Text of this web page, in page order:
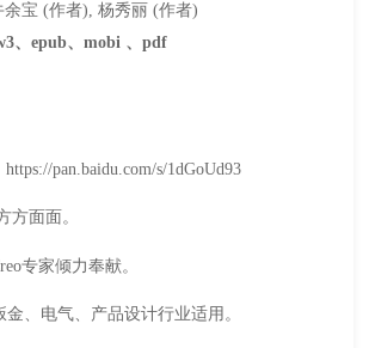
余宝 (作者), 杨秀丽 (作者)
、epub、mobi 、pdf
pan.baidu.com/s/1dGoUd93
方面面。
专家倾力奉献。
、电气、产品设计行业适用。